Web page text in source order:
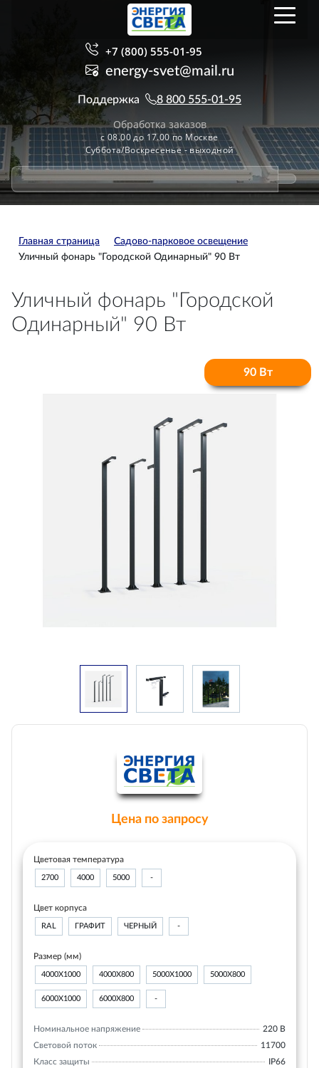
+7 (800) 555-01-95
energy-svet@mail.ru
Поддержка 8 800 555-01-95
Обработка заказов
с 08.00 до 17.00 по Москве
Суббота/Воскресенье - выходной
Главная страница
Садово-парковое освещение
Уличный фонарь "Городской Одинарный" 90 Вт
Уличный фонарь "Городской
Одинарный" 90 Вт
90 Вт
Цена по запросу
Цветовая температура
2700 4000 5000 -
Цвет корпуса
RAL ГРАФИТ ЧЕРНЫЙ -
Размер (мм)
4000Х1000 4000Х800 5000Х1000 5000Х800
6000Х1000 6000Х800 -
Номинальное напряжение
220 В
Световой поток
11700
Класс защиты
IP66